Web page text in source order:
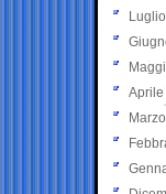
Aprile